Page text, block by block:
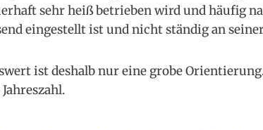
sehr heiß betrieben wird und häufig
eingestellt ist und nicht ständig an
ist deshalb nur eine grobe